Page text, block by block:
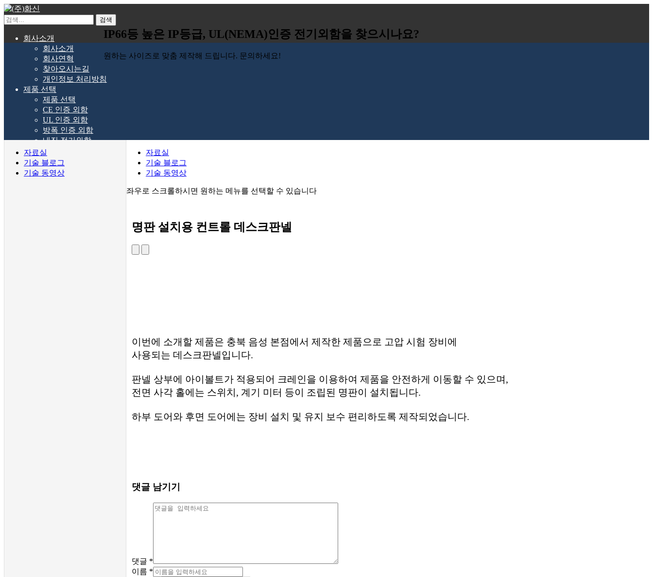
검색
회사소개
회사소개
회사연혁
찾아오시는길
개인정보 처리방침
제품 선택
제품 선택
CE 인증 외함
UL 인증 외함
방폭 인증 외함
내진 전기외함
양얍 외함
일반 스틸 외함
플라스틱 외함
IP66등 높은 IP등급, UL(NEMA)인증 전기외함을 찾으시나요?
원하는 사이즈로 맞춤 제작해 드립니다. 문의하세요!
자료실
기술 블로그
기술 동영상
좌우로 스크롤하시면 원하는 메뉴를 선택할 수 있습니다
명판 설치용 컨트롤 데스크판넬
이번에 소개할 제품은 충북 음성 본점에서 제작한 제품으로 고압 시험 장비에
사용되는 데스크판넬입니다.
판넬 상부에 아이볼트가 적용되어 크레인을 이용하여 제품을 안전하게 이동할 수 있으며,
전면 사각 홀에는 스위치, 계기 미터 등이 조립된 명판이 설치됩니다.
하부 도어와 후면 도어에는 장비 설치 및 유지 보수 편리하도록 제작되었습니다.
댓글 남기기
댓글 *
이름 *
자료실
기술 블로그
기술 동영상